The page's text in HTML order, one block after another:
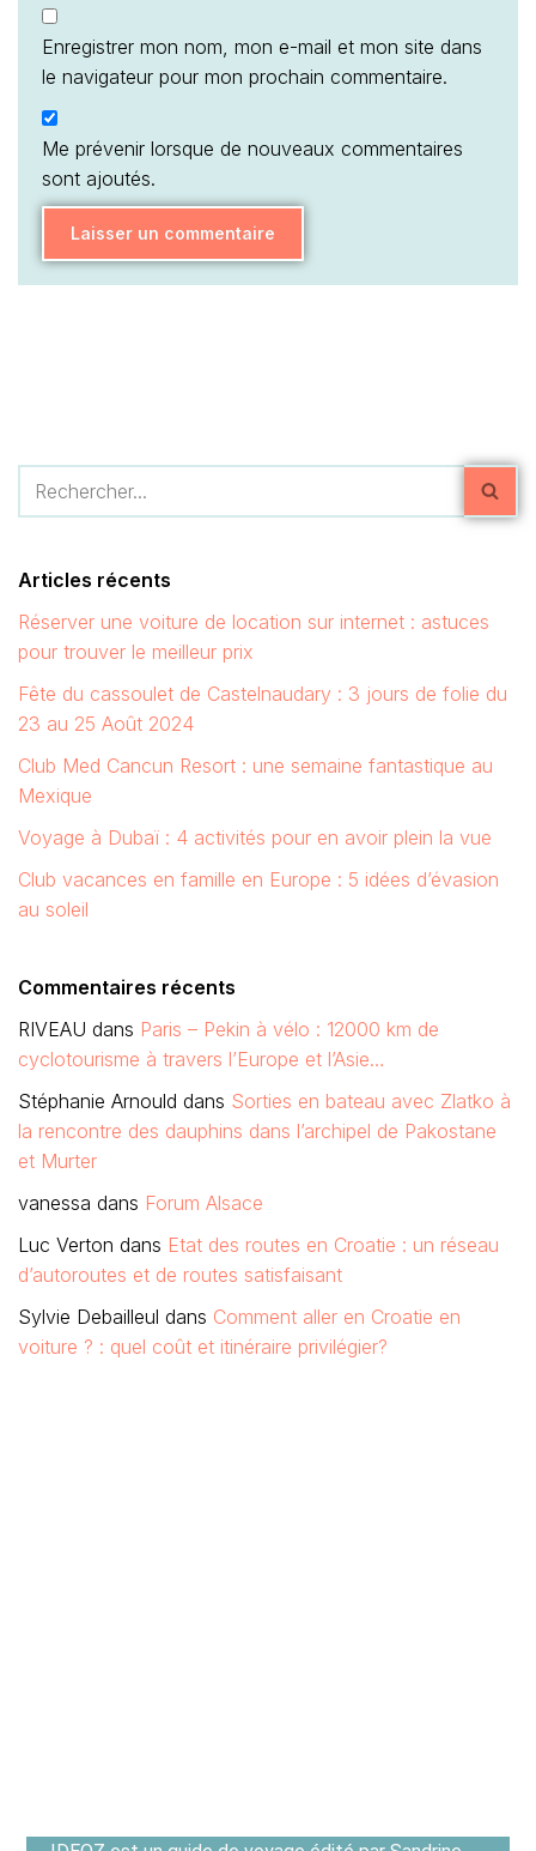
Enregistrer mon nom, mon e-mail et mon site dans
le navigateur pour mon prochain commentaire.
Me prévenir lorsque de nouveaux commentaires
sont ajoutés.
Articles récents
Réserver une voiture de location sur internet : astuces
pour trouver le meilleur prix
Fête du cassoulet de Castelnaudary : 3 jours de folie du
23 au 25 Août 2024
Club Med Cancun Resort : une semaine fantastique au
Mexique
Voyage à Dubaï : 4 activités pour en avoir plein la vue
Club vacances en famille en Europe : 5 idées d’évasion
au soleil
Commentaires récents
RIVEAU dans Paris – Pekin à vélo : 12000 km de
cyclotourisme à travers l’Europe et l’Asie…
Stéphanie Arnould dans Sorties en bateau avec Zlatko à
la rencontre des dauphins dans l’archipel de Pakostane
et Murter
vanessa dans Forum Alsace
Luc Verton dans Etat des routes en Croatie : un réseau
d’autoroutes et de routes satisfaisant
Sylvie Debailleul dans Comment aller en Croatie en
voiture ? : quel coût et itinéraire privilégier?